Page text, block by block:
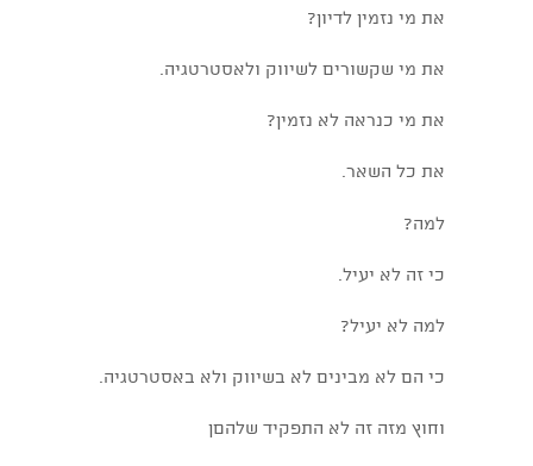
את מי נזמין לדיון?
את מי שקשורים לשיווק ולאסטרטגיה.
את מי כנראה לא נזמין?
את כל השאר.
למה?
כי זה לא יעיל.
למה לא יעיל?
כי הם לא מבינים לא בשיווק ולא באסטרטגיה.
וחוץ מזה זה לא התפקיד שלהםן